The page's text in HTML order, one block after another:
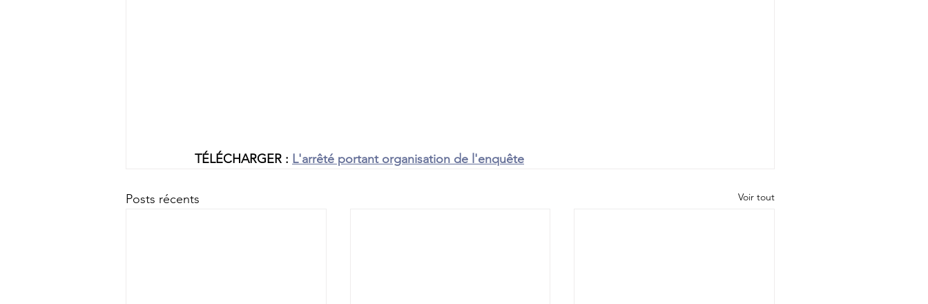
TÉLÉCHARGER : L'arrêté portant organisation de l'enquête
Posts récents Voir tout